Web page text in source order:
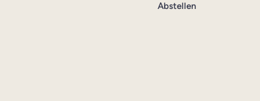
Abstellen